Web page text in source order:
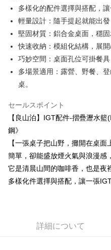
Apple Pay
JKOPAY
Easy Wallet
Google Pay
Plus Pay
配送方法
全家取貨付款
配送毎にNT$60、NT$699以上で
線上付款後全家取貨
配送毎にNT$60、NT$699以上
多樣化的配件選擇與搭配，
輕量設計：隨手提起就能出發
堅固材質：鋁合金桌面，穩固
快速收納：模組化結構，展
巧妙空間：桌面孔位可掛餐
多場景適用：露營、野餐、
桌。
セールスポイント
【良山泊】IGT配件-摺疊瀝水
鋼》
【一張桌子把山野，攤開在桌面
簡單，卻能盛放煙火氣與浪漫感，
它是清晨山間的咖啡香，也是夜
多樣化件選擇與搭配，讓一張
詳細について